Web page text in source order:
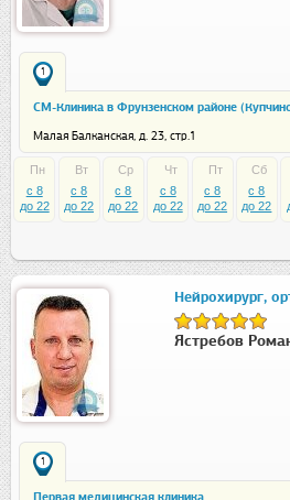
1
СМ-Клиника в Фрунзенском районе
Малая Балканская, д. 23, стр.1
Пн
c 8
до 22
Вт
c 8
до 22
Ср
c 8
до 22
Чт
c 8
до 22
Пт
c 8
до 22
Сб
c 8
до 22
Нейрохирург,
Ястребов
1